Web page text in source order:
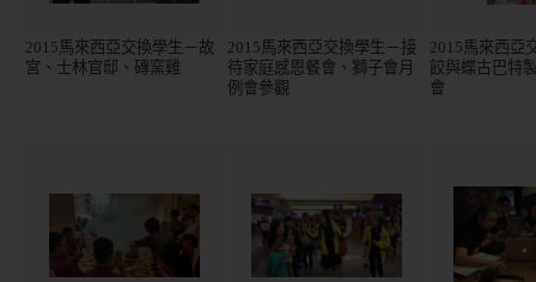
2015馬來西亞交換學生－故
宮、士林官邸、磚窯雞
2015馬來西亞交換學生－接
待家庭感恩餐會、獅子會月
例會參觀
2015馬來西亞
餃與蝶古巴特
會